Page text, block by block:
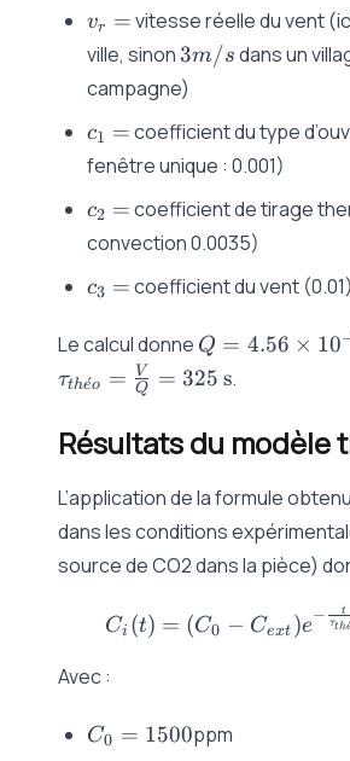
v_r=
vr =vitesse réelle du vent
ville, sinon 3
m/s
3m/s dans un
campagne)
c_1=
c1 =coefficient du type
fenêtre unique : 0.001)
c_2=
c2 =coefficient de tirage
convection 0.0035)
c_3=
c3 =coefficient du vent (0.01)
Le calcul donne Q =
Q = 4.56 × 10
τthe
ˊo = Q
V = 325 s.
Résultats du modèle
L’application de la formule
dans les conditions
source de CO2 dans la pièce)
Ci (t) = (C0 − Cext )e
− τth
t
Avec :
C_0
C0 = 1500ppm